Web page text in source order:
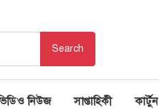
নিউজ সাপ্তাহিকী কার্টুন